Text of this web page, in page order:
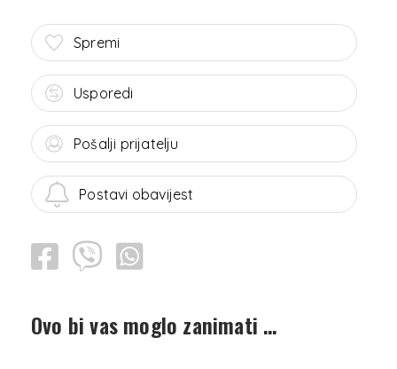
Spremi
Usporedi
Pošalji prijatelju
Postavi obavijest
Ovo bi vas moglo zanimati …